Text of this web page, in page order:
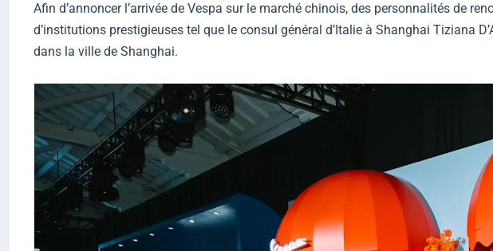
Afin d’annoncer l’arrivée de Vespa sur le marché chinois, des personnalités de
d’institutions prestigieuses tel que le consul général d’Italie à Shanghai Tiziana
dans la ville de Shanghai.